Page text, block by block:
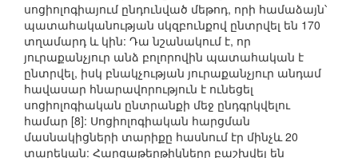
սոցիոլոգիայում ընդունված մեթոդ, որի համաձայն՝
պատահականության սկզբունքով ընտրվել են 170
տղամարդ և կին: Դա նշանակում է, որ
յուրաքանչյուր անձ բոլորովին պատահական է
ընտրվել, իսկ բնակչության յուրաքանչյուր անդամ
հավասար հնարավորություն է ունեցել
սոցիոլոգիական ընտրանքի մեջ ընդգրկվելու
համար [8]: Սոցիոլոգիական հարցման
մասնակիցների տարիքը հասնում էր մինչև 20
տարեկան: Հարցաթերթիկները բաշխվել են